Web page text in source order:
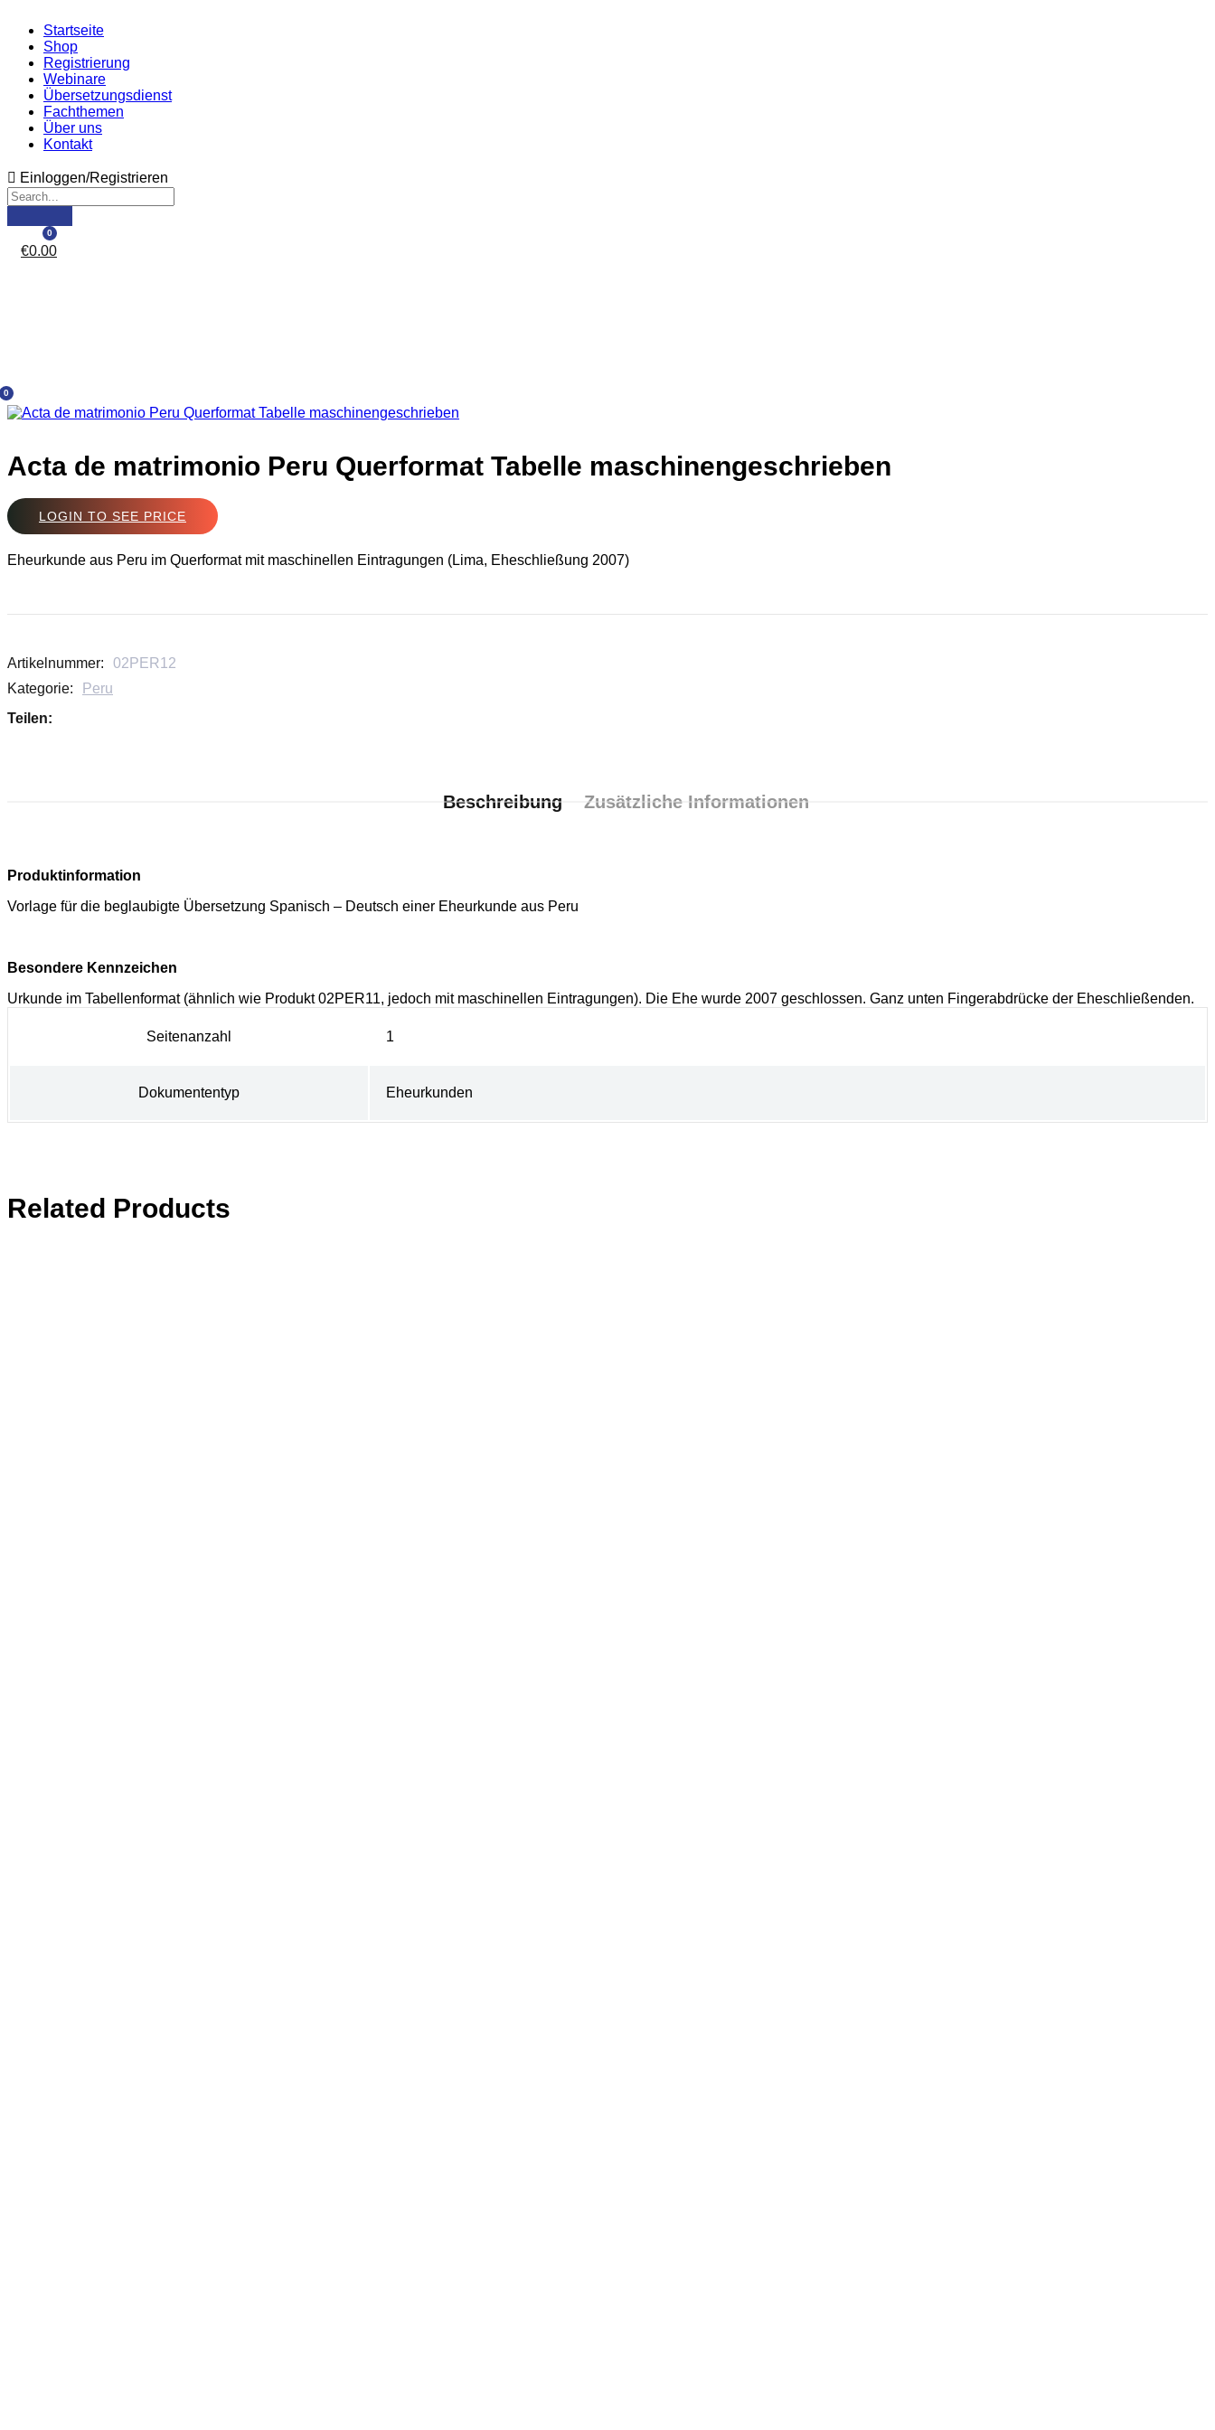
Startseite
Shop
Registrierung
Webinare
Übersetzungsdienst
Fachthemen
Über uns
Kontakt
Einloggen/Registrieren
0
€0.00
0
Acta de matrimonio Peru Querformat Tabelle maschinengeschrieben
LOGIN TO SEE PRICE
Eheurkunde aus Peru im Querformat mit maschinellen Eintragungen (Lima, Eheschließung 2007)
Artikelnummer:
02PER12
Kategorie:
Peru
Teilen:
Beschreibung Zusätzliche Informationen
Produktinformation
Vorlage für die beglaubigte Übersetzung Spanisch – Deutsch einer Eheurkunde aus Peru
Besondere Kennzeichen
Urkunde im Tabellenformat (ähnlich wie Produkt 02PER11, jedoch mit maschinellen Eintragungen). Die Ehe wurde 2007 geschlossen. Ganz unten Fingerabdrücke der Eheschließenden.
Seitenanzahl 1
Dokumententyp Eheurkunden
Related Products